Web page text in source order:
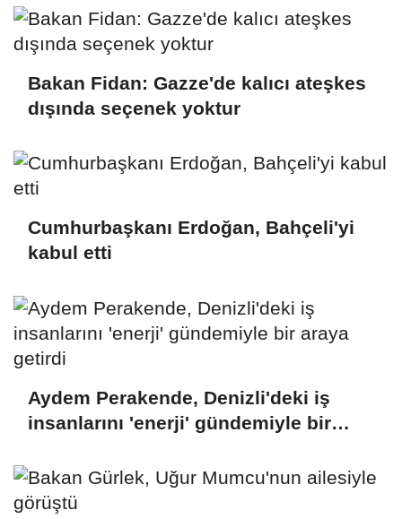
Bakan Fidan: Gazze'de kalıcı ateşkes
dışında seçenek yoktur
Cumhurbaşkanı Erdoğan, Bahçeli'yi
kabul etti
Aydem Perakende, Denizli'deki iş
insanlarını 'enerji' gündemiyle bir